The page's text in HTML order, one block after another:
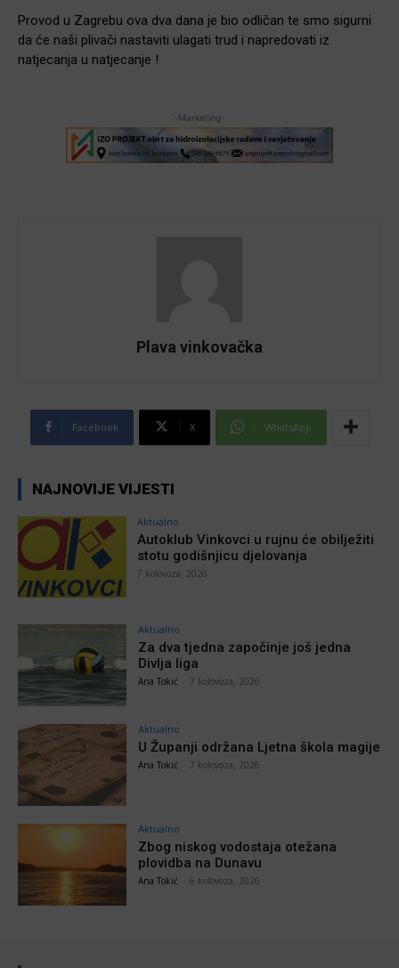
Provod u Zagrebu ova dva dana je bio odličan te smo sigurni
da će naši plivači nastaviti ulagati trud i napredovati iz
natjecanja u natjecanje !
-Marketing-
Plava vinkovačka
Facebook X WhatsApp
NAJNOVIJE VIJESTI
Aktualno
Autoklub Vinkovci u rujnu će obilježiti
stotu godišnjicu djelovanja
7 kolovoza, 2026
Aktualno
Za dva tjedna započinje još jedna
Divlja liga
Ana Tokić 7 kolovoza, 2026
Aktualno
U Županji održana Ljetna škola magije
Ana Tokić 7 kolovoza, 2026
Aktualno
Zbog niskog vodostaja otežana
plovidba na Dunavu
Ana Tokić 6 kolovoza, 2026